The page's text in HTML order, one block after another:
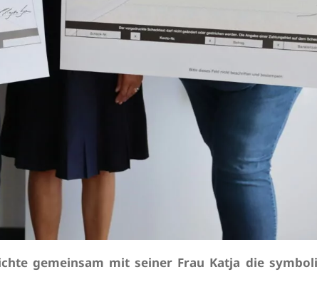
gemeinsam mit seiner Frau Katja die